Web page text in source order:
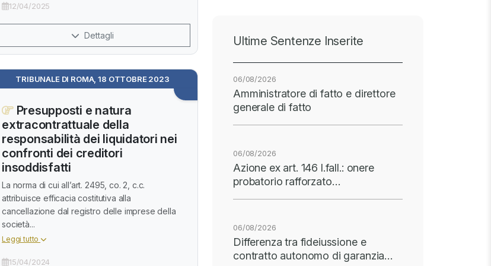
Ultime Sentenze Inserite
06/08/2026
Amministratore di fatto e direttore
generale di fatto
06/08/2026
Azione ex art. 146 l.fall.: onere
probatorio rafforzato…
06/08/2026
Differenza tra fideiussione e
contratto autonomo di garanzia…
12/04/2025
Dettagli
TRIBUNALE DI ROMA, 18 OTTOBRE 2023
Presupposti e natura
extracontrattuale della
responsabilità dei liquidatori nei
confronti dei creditori
insoddisfatti
La norma di cui all’art. 2495, co. 2, c.c.
attribuisce efficacia costitutiva alla
cancellazione dal registro delle imprese della
società...
Leggi tutto
15/04/2024